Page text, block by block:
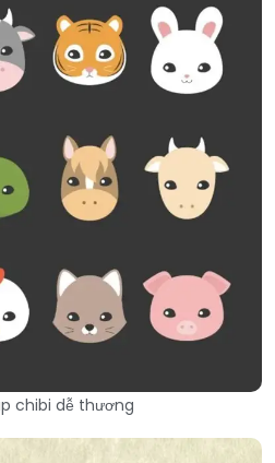
chibi dễ thương